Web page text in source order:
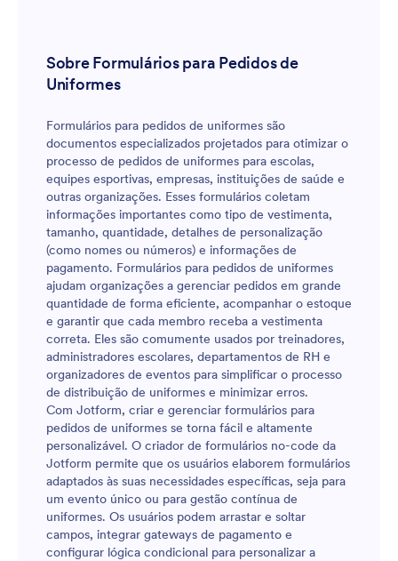
Sobre Formulários para Pedidos de
Uniformes
Formulários para pedidos de uniformes são
documentos especializados projetados para otimizar o
processo de pedidos de uniformes para escolas,
equipes esportivas, empresas, instituições de saúde e
outras organizações. Esses formulários coletam
informações importantes como tipo de vestimenta,
tamanho, quantidade, detalhes de personalização
(como nomes ou números) e informações de
pagamento. Formulários para pedidos de uniformes
ajudam organizações a gerenciar pedidos em grande
quantidade de forma eficiente, acompanhar o estoque
e garantir que cada membro receba a vestimenta
correta. Eles são comumente usados por treinadores,
administradores escolares, departamentos de RH e
organizadores de eventos para simplificar o processo
de distribuição de uniformes e minimizar erros.
Com Jotform, criar e gerenciar formulários para
pedidos de uniformes se torna fácil e altamente
personalizável. O criador de formulários no-code da
Jotform permite que os usuários elaborem formulários
adaptados às suas necessidades específicas, seja para
um evento único ou para gestão contínua de
uniformes. Os usuários podem arrastar e soltar
campos, integrar gateways de pagamento e
configurar lógica condicional para personalizar a